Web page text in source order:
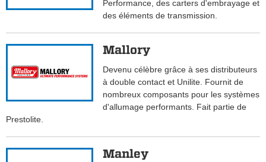
Performance, des carters d'embrayage et
des éléments de transmission.
Mallory
Devenu célèbre grâce à ses distributeurs
à double contact et Unilite. Fournit de
nombreux composants pour les systèmes
d'allumage performants. Fait partie de
Prestolite.
Manley